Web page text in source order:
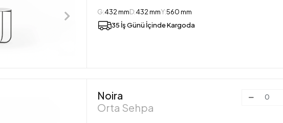
G:432 mmD:432 mmY:560 mm
35 İş Günü İçinde Kargoda
Noira
Orta Sehpa